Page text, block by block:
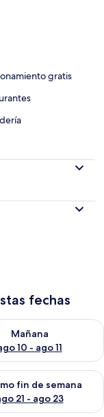
gratis
fechas
ago 10
Mañana
10 - ago 11
disponibilidad
ago 14 -
fin de semana
21 - ago 23
disponibilidad